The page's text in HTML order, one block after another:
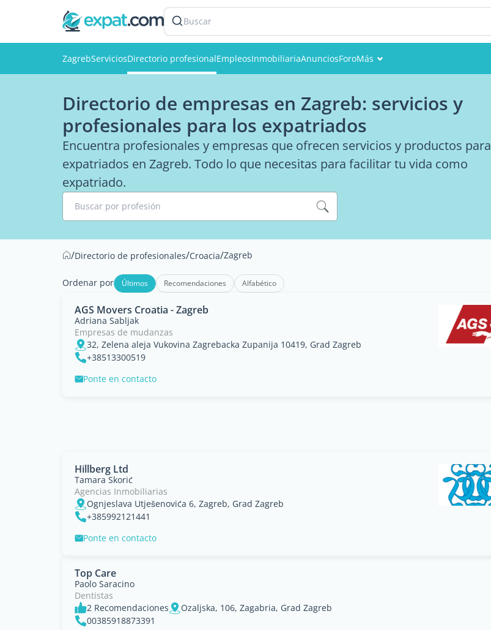
Buscar
ZagrebServiciosDirectorio profesionalEmpleosInmobiliariaAnunciosForoMás
Miembros
Fotos
Directorio de empresas en Zagreb: servicios y
profesionales para los expatriados
Encuentra profesionales y empresas que ofrecen servicios y productos para
expatriados en Zagreb. Todo lo que necesitas para facilitar tu vida como
expatriado.
Buscar por profesión
/Directorio de profesionales/Croacia/Zagreb
Ordenar por Últimos Recomendaciones Alfabético
AGS Movers Croatia - Zagreb
Adriana Sabljak
Empresas de mudanzas
32, Zelena aleja Vukovina Zagrebacka Zupanija 10419, Grad Zagreb
+38513300519
Ponte en contacto
Hillberg Ltd
Tamara Skorić
Agencias Inmobiliarias
Ognjeslava Utješenovića 6, Zagreb, Grad Zagreb
+385992121441
Ponte en contacto
Top Care
Paolo Saracino
Dentistas
2 Recomendaciones
Ozaljska, 106, Zagabria, Grad Zagreb
00385918873391